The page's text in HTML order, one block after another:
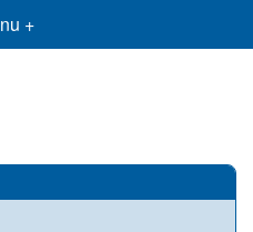
+